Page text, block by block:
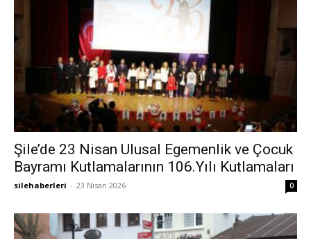
Şile’de 23 Nisan Ulusal Egemenlik ve Çocuk
Bayramı Kutlamalarının 106.Yılı Kutlamaları
silehaberleri - 23 Nisan 2026 0